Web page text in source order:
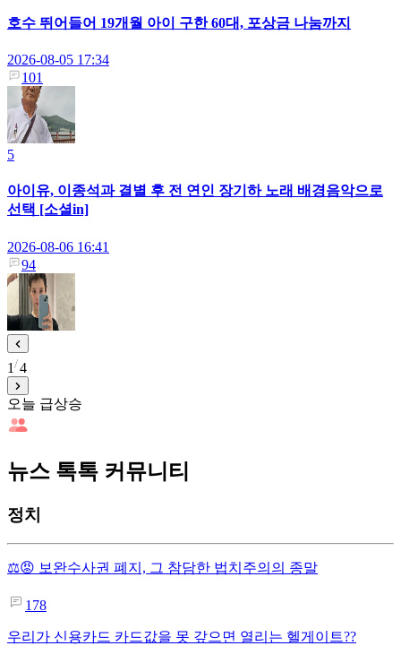
호수 뛰어들어 19개월 아이 구한 60대, 포상금 나눔까지
2026-08-05 17:34
101
5
아이유, 이종석과 결별 후 전 연인 장기하 노래 배경음악으로
선택 [소셜in]
2026-08-06 16:41
94
1 4
오늘 급상승
뉴스 톡톡 커뮤니티
정치
⚖️😡 보완수사권 폐지, 그 참담한 법치주의의 종말
178
우리가 신용카드 카드값을 못 갚으면 열리는 헬게이트??